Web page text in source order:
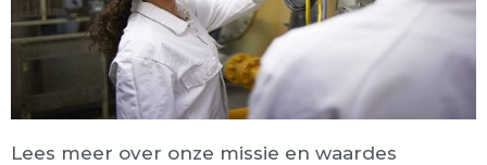
Lees meer over onze missie en waardes